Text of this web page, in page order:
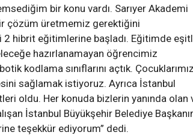
bir konu vardı. Sarıyer Akademi
çözüm üretmemiz gerektiğini
2 hibrit eğitimlerine başladı. Eğitimde
hazırlanamayan öğrencimiz
kodlama sınıflarını açtık.
sağlamak istiyoruz. Ayrıca İstanbul
oldu. Her konuda bizlerin yanında olan
İstanbul Büyükşehir Belediye
teşekkür ediyorum” dedi.